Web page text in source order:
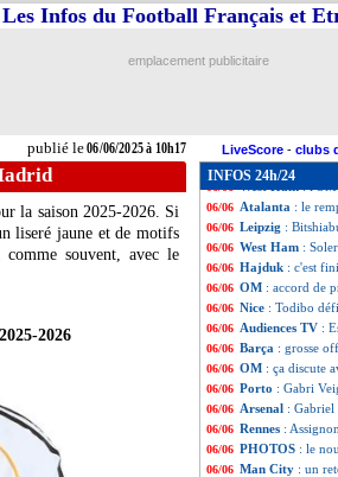
publié le06/06/2025 à 10h17
Les Infos du Football Français et
emplacement publicitaire
LiveScore - clubs
la saison 2025-2026. Si
liseré jaune et de motifs
comme souvent, avec le
2026
INFOS 24h/24
06/06 OM: Ounahi a
06/06 Ballon d'Or :
06/06 Esp.: Raphinha
06/06 VIDEO : Luis
06/06 EdF: une
:
06/06 Atalanta : le
06/06 Leipzig :
06/06 West Ham :
06/06 Hajduk : c'est
06/06 OM : accord de
06/06 Nice : Todibo
06/06 Audiences TV :
06/06 Barça : grosse
06/06 OM : ça discute
06/06 Porto : Gabri
06/06 Arsenal :
06/06 Rennes :
06/06 PHOTOS : le
06/06 Man City : un